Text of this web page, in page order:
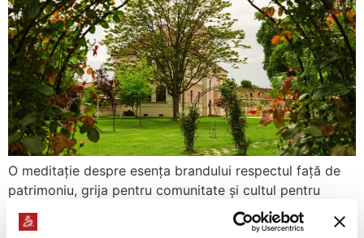
O meditație despre esența brandului respectul față de
patrimoniu, grija pentru comunitate și cultul pentru
simplitatea elegantă. Articolul arată cum Domeniile
Martinutzi reușesc să unească moștenirea nobilă a